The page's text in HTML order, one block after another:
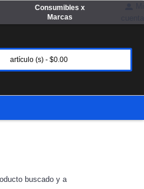
Consumibles x
Marcas
artículo (s) - $0.00
buscado y a